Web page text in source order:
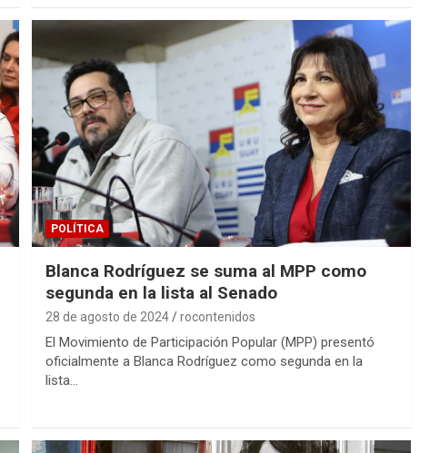
POLÍTICA
Blanca Rodríguez se suma al MPP como
segunda en la lista al Senado
28 de agosto de 2024 rocontenidos
El Movimiento de Participación Popular (MPP) presentó
oficialmente a Blanca Rodríguez como segunda en la
lista…